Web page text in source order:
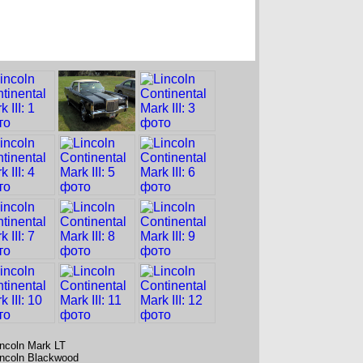
Mark LT
Blackwood